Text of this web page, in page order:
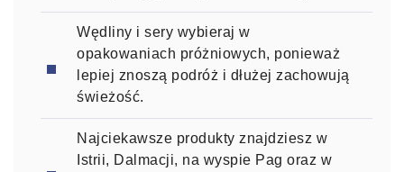
Wędliny i sery wybieraj w
opakowaniach próżniowych, ponieważ
lepiej znoszą podróż i dłużej zachowują
świeżość.
Najciekawsze produkty znajdziesz w
Istrii, Dalmacji, na wyspie Pag oraz w